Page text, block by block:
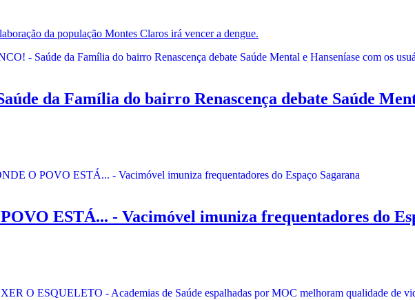
da população Montes Claros irá vencer a dengue.
da Família do bairro Renascença debate Saúde
ESTÁ... - Vacimóvel imuniza frequentadores do